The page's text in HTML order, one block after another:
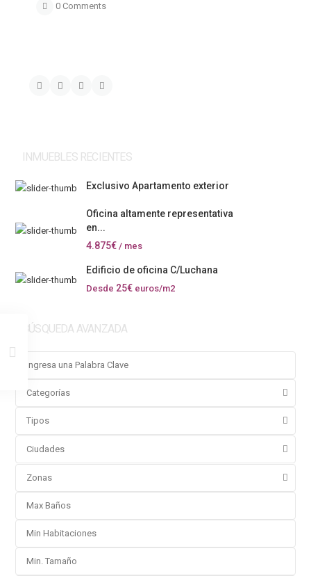
0 Comments
INMUEBLES RECIENTES
Exclusivo Apartamento exterior
Oficina altamente representativa
en...
4.875€ / mes
Edificio de oficina C/Luchana
Desde 25€ euros/m2
BÚSQUEDA AVANZADA
Categorías
Tipos
Ciudades
Zonas